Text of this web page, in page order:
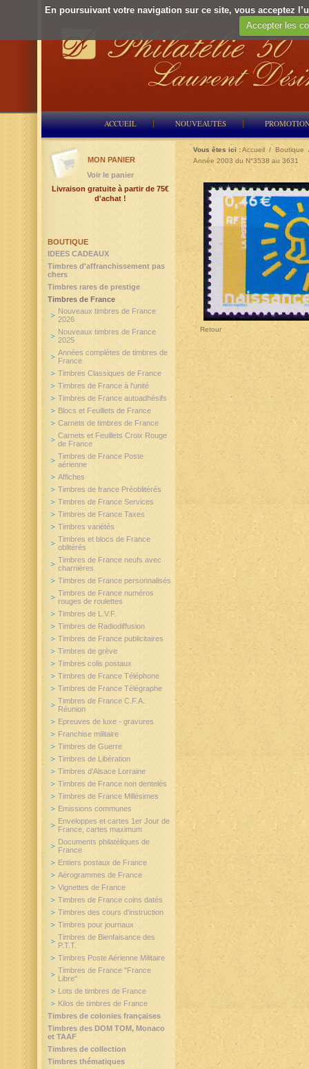
En poursuivant votre navigation sur ce site, vous acceptez
Accepter les
ACCUEIL NOUVEAUTÉS
Vous êtes ici :Accueil / Boutique
Année 2003 du N°3538 au 3631
Retour
BOUTIQUE
IDEES CADEAUX
Timbres d'affranchissement pas
chers
Timbres rares de prestige
Timbres de France
Nouveaux timbres de France
2026
Nouveaux timbres de France
2025
Années complètes de timbres de
France
Timbres Classiques de France
Timbres de France à l'unité
Timbres de France autoadhésifs
Blocs et Feuillets de France
Carnets de timbres de France
Carnets et Feuillets Croix Rouge
de France
Timbres de France Poste
aérienne
Affiches
Timbres de france Préoblitérés
Timbres de France Services
Timbres de France Taxes
Timbres variétés
Timbres et blocs de France
oblitérés
Timbres de France neufs avec
charnières
Timbres de France personnalisés
Timbres de France numéros
rouges de roulettes
Timbres de L.V.F.
Timbres de Radiodiffusion
Timbres de France publicitaires
Timbres de grève
Timbres colis postaux
Timbres de France Téléphone
Timbres de France Télégraphe
Timbres de France C.F.A.
Réunion
Epreuves de luxe - gravures
Franchise militaire
Timbres de Guerre
Timbres de Libération
Timbres d'Alsace Lorraine
Timbres de France non dentelés
Timbres de France Millésimes
Emissions communes
Enveloppes et cartes 1er Jour de
France, cartes maximum
Documents philatéliques de
France
Entiers postaux de France
Aérogrammes de France
Vignettes de France
Timbres de France coins datés
Timbres des cours d'instruction
Timbres pour journaux
Timbres de Bienfaisance des
P.T.T.
Timbres Poste Aérienne Militaire
Timbres de France "France
Libre"
Lots de timbres de France
Kilos de timbres de France
Timbres de colonies françaises
Timbres des DOM TOM, Monaco
et TAAF
Timbres de collection
Timbres thématiques
MON PANIER
Voir le panier
Livraison gratuite à partir de 75€
d'achat !